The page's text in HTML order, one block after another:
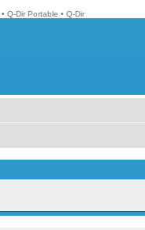
• Q-Dir Portable • Q-Dir